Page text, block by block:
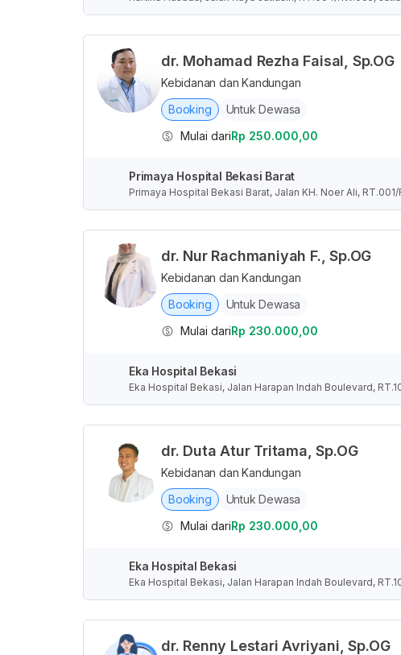
dr. Mohamad Rezha Faisal, Sp.OG
Kebidanan dan Kandungan
Booking
Untuk Dewasa
Mulai dariRp 250.000,00
Primaya Hospital Bekasi Barat
Primaya Hospital Bekasi Barat, Jalan KH. Noer Ali,
Barat, Indonesia
dr. Nur Rachmaniyah F., Sp.OG
Kebidanan dan Kandungan
Booking
Untuk Dewasa
Mulai dariRp 230.000,00
Eka Hospital Bekasi
Eka Hospital Bekasi, Jalan Harapan Indah Boulevard,
rat, Indonesia
dr. Duta Atur Tritama, Sp.OG
Kebidanan dan Kandungan
Booking
Untuk Dewasa
Mulai dariRp 230.000,00
Eka Hospital Bekasi
Eka Hospital Bekasi, Jalan Harapan Indah Boulevard,
rat, Indonesia
dr. Renny Lestari Avriyani, Sp.OG